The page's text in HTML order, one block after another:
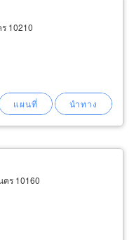
10210
ร 10160